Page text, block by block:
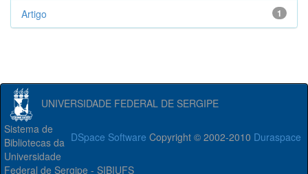
1
Artigo
UNIVERSIDADE FEDERAL DE SERGIPE
DSpace Software Copyright © 2002-2010 Duraspace
Sistema de
Bibliotecas da
Universidade
Federal de Sergipe - SIBIUFS